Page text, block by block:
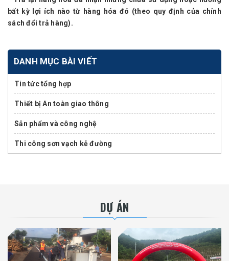
bất kỳ lợi ích nào từ hàng hóa đó (theo quy định của chính
sách đổi trả hàng).
DANH MỤC BÀI VIẾT
Tin tức tổng hợp
Thiết bị An toàn giao thông
Sản phẩm và công nghệ
Thi công sơn vạch kẻ đường
DỰ ÁN